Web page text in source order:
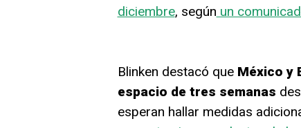
diciembre, según un
Blinken destacó que México y
espacio de tres semanas
esperan hallar medidas